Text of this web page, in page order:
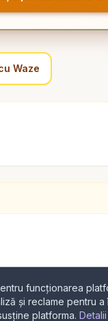
funcționarea
și reclame pentru a
platforma. Detalii
Waze